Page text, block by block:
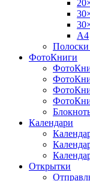
A4
ФотоКниги
Календари
Открытки